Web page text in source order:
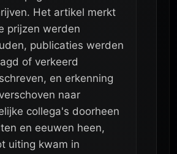
Het artikel merkt
prijzen werden
publicaties werden
of verkeerd
en erkenning
naar
collega's doorheen
en eeuwen heen,
uiting kwam in